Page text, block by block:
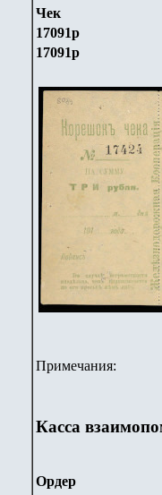
Чек
17091р
17091р
Примечания:
Касса
Ордер